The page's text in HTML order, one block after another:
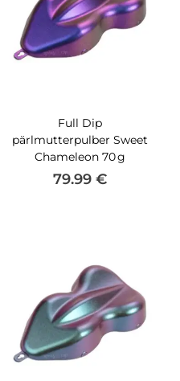
Full Dip
pärlmutterpulber Sweet
Chameleon 70 g
79.99 €